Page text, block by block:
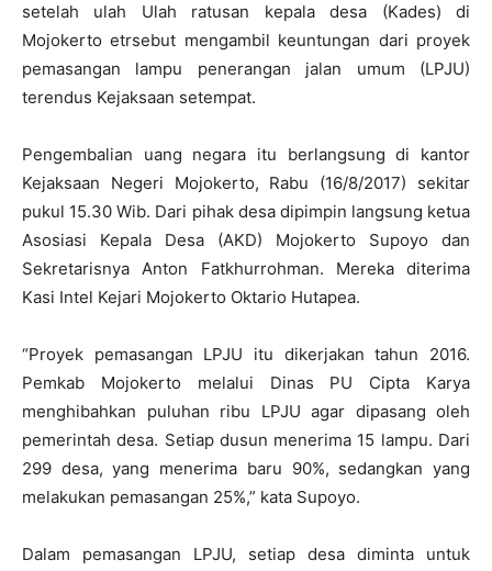
setelah ulah Ulah ratusan kepala desa (Kades) di
Mojokerto etrsebut mengambil keuntungan dari proyek
pemasangan lampu penerangan jalan umum (LPJU)
terendus Kejaksaan setempat.
Pengembalian uang negara itu berlangsung di kantor
Kejaksaan Negeri Mojokerto, Rabu (16/8/2017) sekitar
pukul 15.30 Wib. Dari pihak desa dipimpin langsung ketua
Asosiasi Kepala Desa (AKD) Mojokerto Supoyo dan
Sekretarisnya Anton Fatkhurrohman. Mereka diterima
Kasi Intel Kejari Mojokerto Oktario Hutapea.
“Proyek pemasangan LPJU itu dikerjakan tahun 2016.
Pemkab Mojokerto melalui Dinas PU Cipta Karya
menghibahkan puluhan ribu LPJU agar dipasang oleh
pemerintah desa. Setiap dusun menerima 15 lampu. Dari
299 desa, yang menerima baru 90%, sedangkan yang
melakukan pemasangan 25%,” kata Supoyo.
Dalam pemasangan LPJU, setiap desa diminta untuk